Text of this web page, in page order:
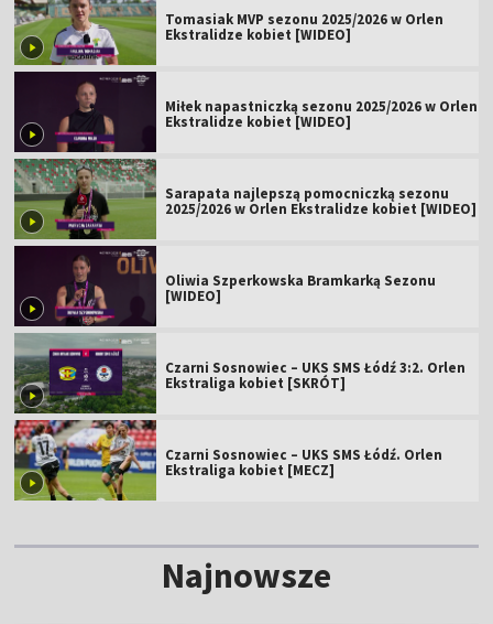
Tomasiak MVP sezonu 2025/2026 w Orlen
Ekstralidze kobiet [WIDEO]
Miłek napastniczką sezonu 2025/2026 w Orlen
Ekstralidze kobiet [WIDEO]
Sarapata najlepszą pomocniczką sezonu
2025/2026 w Orlen Ekstralidze kobiet [WIDEO]
Oliwia Szperkowska Bramkarką Sezonu
[WIDEO]
Czarni Sosnowiec – UKS SMS Łódź 3:2. Orlen
Ekstraliga kobiet [SKRÓT]
Czarni Sosnowiec – UKS SMS Łódź. Orlen
Ekstraliga kobiet [MECZ]
Najnowsze